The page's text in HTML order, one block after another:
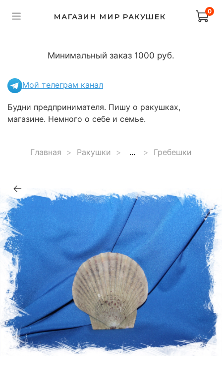
МАГАЗИН МИР РАКУШЕК
0
Минимальный заказ 1000 руб.
Мой телеграм канал
Будни предпринимателя. Пишу о ракушках,
магазине. Немного о себе и семье.
Главная Ракушки ... Гребешки